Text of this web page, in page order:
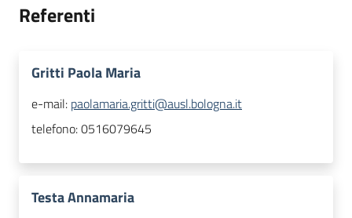
Referenti
Gritti Paola Maria
e-mail: paolamaria.gritti@ausl.bologna.it
telefono:0516079645
Testa Annamaria